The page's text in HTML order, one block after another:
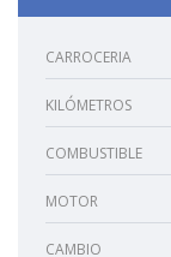
CARROCERIA
KILÓMETROS
COMBUSTIBLE
MOTOR
CAMBIO